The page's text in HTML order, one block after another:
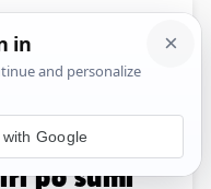
Komentari
u Solinu:
po šumi'